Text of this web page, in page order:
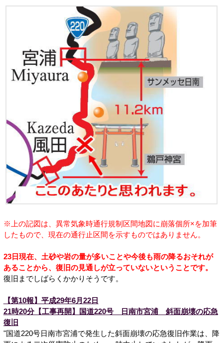
※上の記図は、異常気象時通行規制区間地図に崩落個所×を加筆
したもので、現在の通行止区間を示すものではありません。
23日現在、土砂や岩の量が多いことや今後も雨の降るおそれが
あることから、復旧の見通しが立っていないということです。
復旧までしばらくかかりそうです。
【第10報】平成29年6月22日
21時20分【工事再開】国道220号 日南市宮浦 斜面崩壊の応急
復旧
"国道220号日南市宮浦で発生した斜面崩壊の応急復旧作業は、降